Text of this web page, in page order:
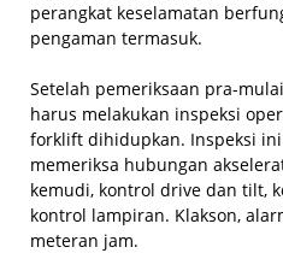
perangkat keselamatan
pengaman termasuk.
Setelah pemeriksaan pra-
harus melakukan inspeksi
forklift dihidupkan. Inspeksi
memeriksa hubungan
kemudi, kontrol drive dan tilt,
kontrol lampiran. Klakson,
meteran jam.